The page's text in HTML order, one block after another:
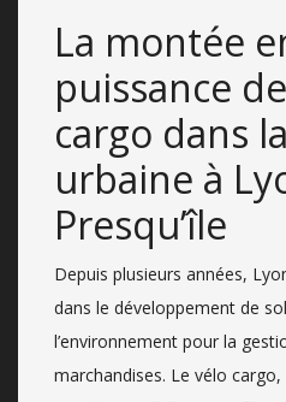
La montée
puissance
cargo dans
urbaine à
Presqu’île
Depuis plusieurs années,
dans le développement de
l’environnement pour la
marchandises. Le vélo